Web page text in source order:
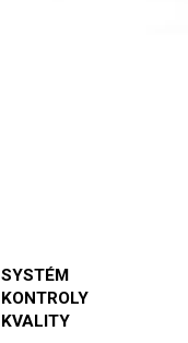
SYSTÉM
KONTROLY
KVALITY